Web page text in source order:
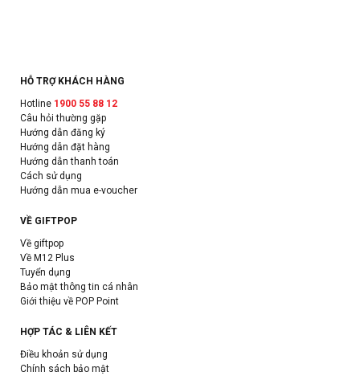
HỖ TRỢ KHÁCH HÀNG
Hotline 1900 55 88 12
Câu hỏi thường gặp
Hướng dẫn đăng ký
Hướng dẫn đặt hàng
Hướng dẫn thanh toán
Cách sử dụng
Hướng dẫn mua e-voucher
VỀ GIFTPOP
Về giftpop
Về M12 Plus
Tuyển dụng
Bảo mật thông tin cá nhân
Giới thiệu về POP Point
HỢP TÁC & LIÊN KẾT
Điều khoản sử dụng
Chính sách bảo mật